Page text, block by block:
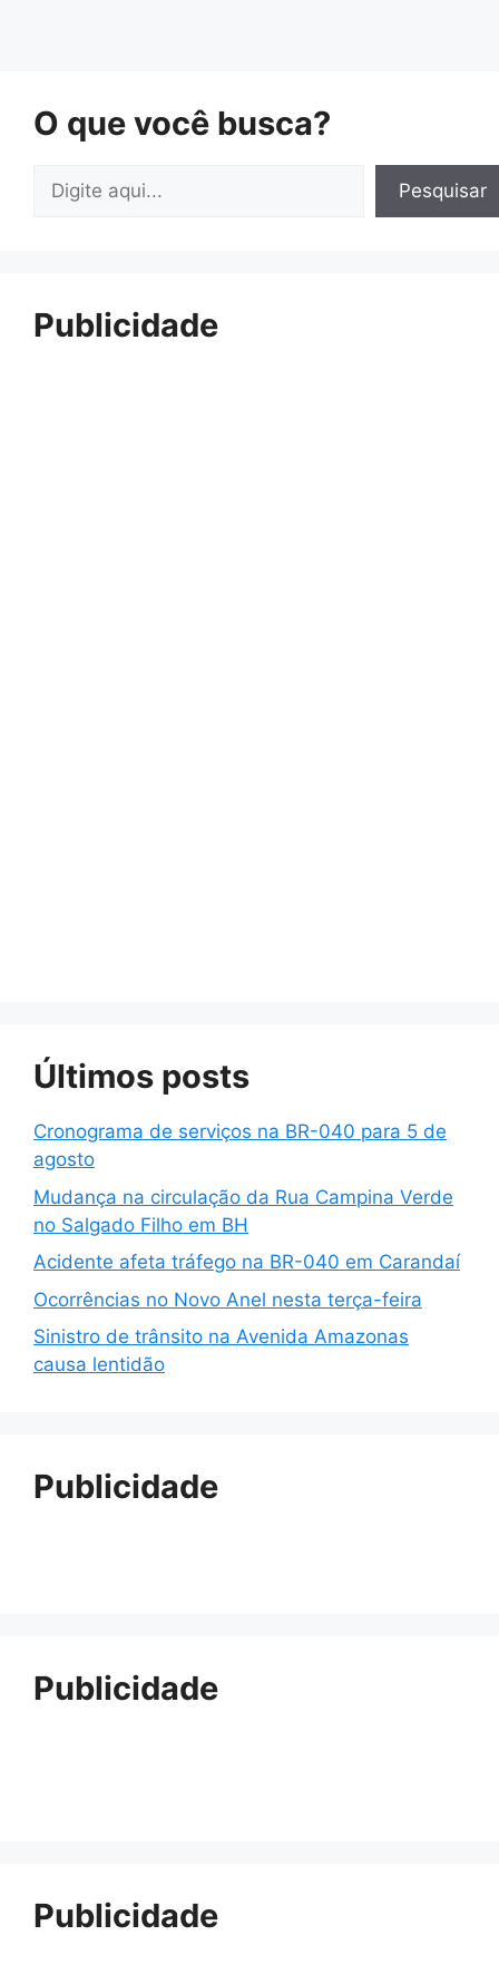
O que você busca?
Pesquisar
Pesquisar
Publicidade
Últimos posts
Cronograma de serviços na BR-040 para 5 de
agosto
Mudança na circulação da Rua Campina Verde
no Salgado Filho em BH
Acidente afeta tráfego na BR-040 em Carandaí
Ocorrências no Novo Anel nesta terça-feira
Sinistro de trânsito na Avenida Amazonas
causa lentidão
Publicidade
Publicidade
Publicidade